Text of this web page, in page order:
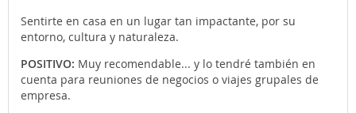
Sentirte en casa en un lugar tan impactante, por su
entorno, cultura y naturaleza.
POSITIVO: Muy recomendable... y lo tendré también en
cuenta para reuniones de negocios o viajes grupales de
empresa.